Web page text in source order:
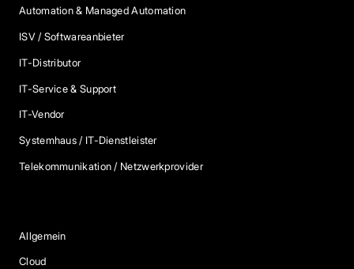
Automation & Managed Automation
ISV / Softwareanbieter
IT-Distributor
IT-Service & Support
IT-Vendor
Systemhaus / IT-Dienstleister
Telekommunikation / Netzwerkprovider
Allgemein
Cloud